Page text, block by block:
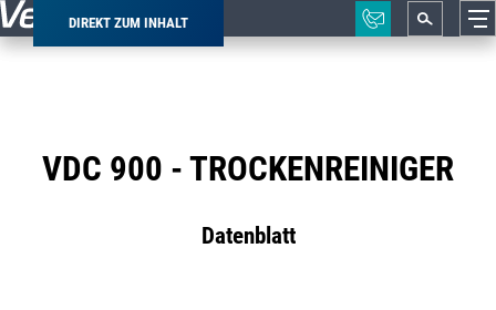
DIREKT ZUM INHALT
Pfadnavigation
VDC 900 - TROCKENREINIGER
Datenblatt